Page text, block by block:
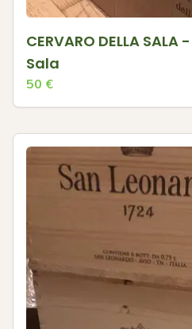
CERVARO DELLA
Sala
50 €